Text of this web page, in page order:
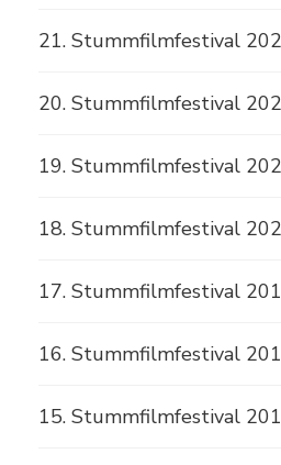
21. Stummfilmfestival
20. Stummfilmfestival
19. Stummfilmfestival
18. Stummfilmfestival
17. Stummfilmfestival
16. Stummfilmfestival
15. Stummfilmfestival